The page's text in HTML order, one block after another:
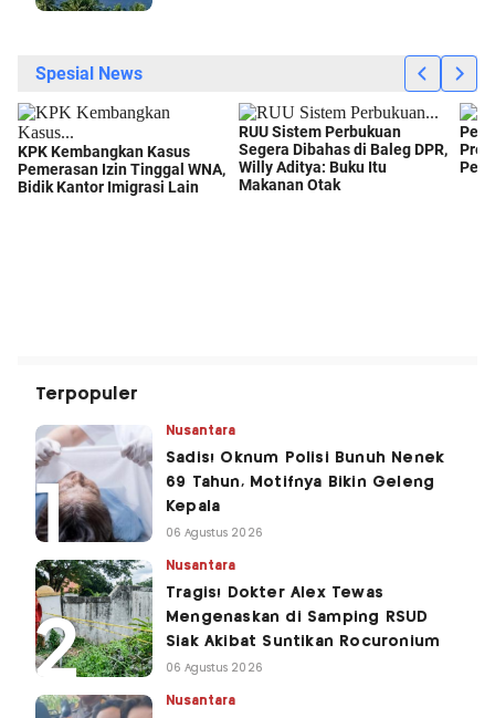
Terpopuler
Nusantara
Sadis! Oknum Polisi Bunuh Nenek
69 Tahun, Motifnya Bikin Geleng
Kepala
06 Agustus 2026
Nusantara
Tragis! Dokter Alex Tewas
Mengenaskan di Samping RSUD
Siak Akibat Suntikan Rocuronium
06 Agustus 2026
Nusantara